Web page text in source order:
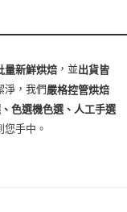
量新鮮烘焙 ，並出貨皆
淨，我們嚴格控管烘焙
色選機色選、人工手選
手中。